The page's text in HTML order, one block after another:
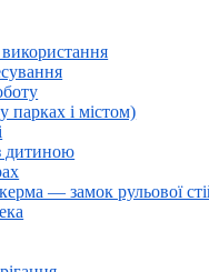
використання
парках і містом)
дитиною
— замок рульової